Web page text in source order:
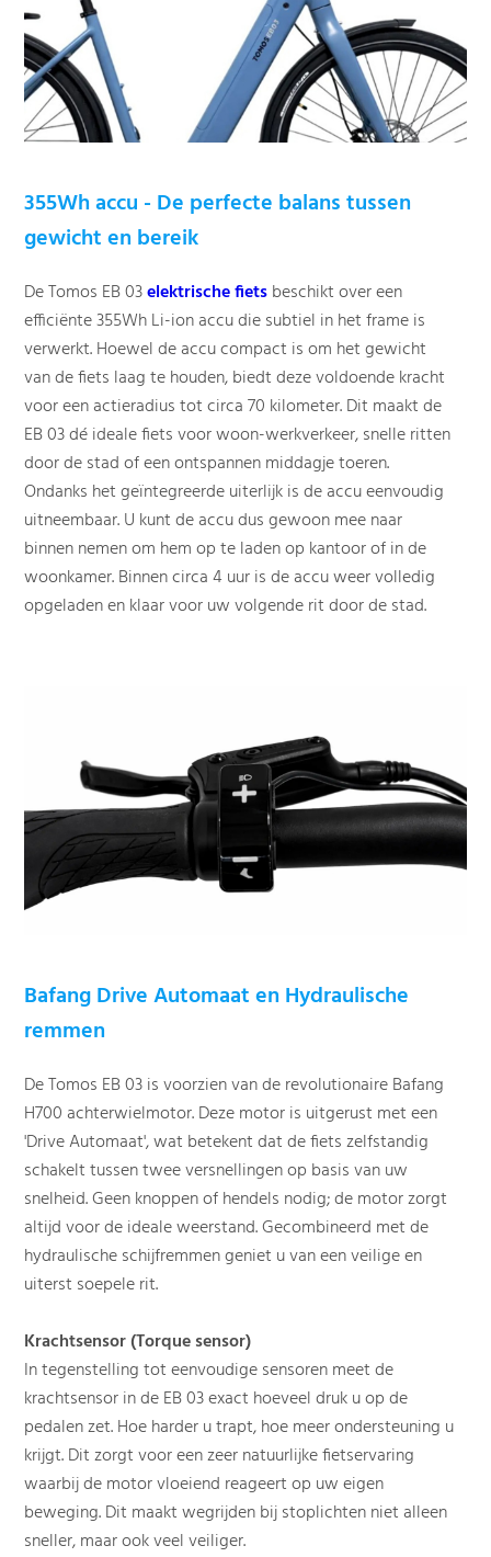
355Wh accu - De perfecte balans tussen
gewicht en bereik
De Tomos EB 03elektrische fietsbeschikt over een
efficiënte 355Wh Li-ion accu die subtiel in het frame is
verwerkt. Hoewel de accu compact is om het gewicht
van de fiets laag te houden, biedt deze voldoende kracht
voor een actieradius tot circa 70 kilometer. Dit maakt de
EB 03 dé ideale fiets voor woon-werkverkeer, snelle ritten
door de stad of een ontspannen middagje toeren.
Ondanks het geïntegreerde uiterlijk is de accu eenvoudig
uitneembaar. U kunt de accu dus gewoon mee naar
binnen nemen om hem op te laden op kantoor of in de
woonkamer. Binnen circa 4 uur is de accu weer volledig
opgeladen en klaar voor uw volgende rit door de stad.
Bafang Drive Automaat en Hydraulische
remmen
De Tomos EB 03 is voorzien van de revolutionaire Bafang
H700 achterwielmotor. Deze motor is uitgerust met een
'Drive Automaat', wat betekent dat de fiets zelfstandig
schakelt tussen twee versnellingen op basis van uw
snelheid. Geen knoppen of hendels nodig; de motor zorgt
altijd voor de ideale weerstand. Gecombineerd met de
hydraulische schijfremmen geniet u van een veilige en
uiterst soepele rit.
Krachtsensor (Torque sensor)
In tegenstelling tot eenvoudige sensoren meet de
krachtsensor in de EB 03 exact hoeveel druk u op de
pedalen zet. Hoe harder u trapt, hoe meer ondersteuning u
krijgt. Dit zorgt voor een zeer natuurlijke fietservaring
waarbij de motor vloeiend reageert op uw eigen
beweging. Dit maakt wegrijden bij stoplichten niet alleen
sneller, maar ook veel veiliger.